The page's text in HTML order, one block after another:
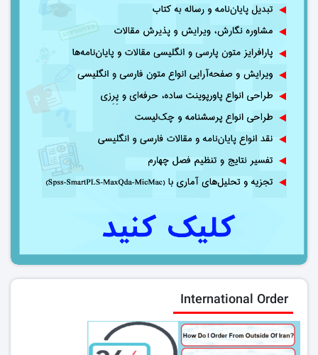
International Order